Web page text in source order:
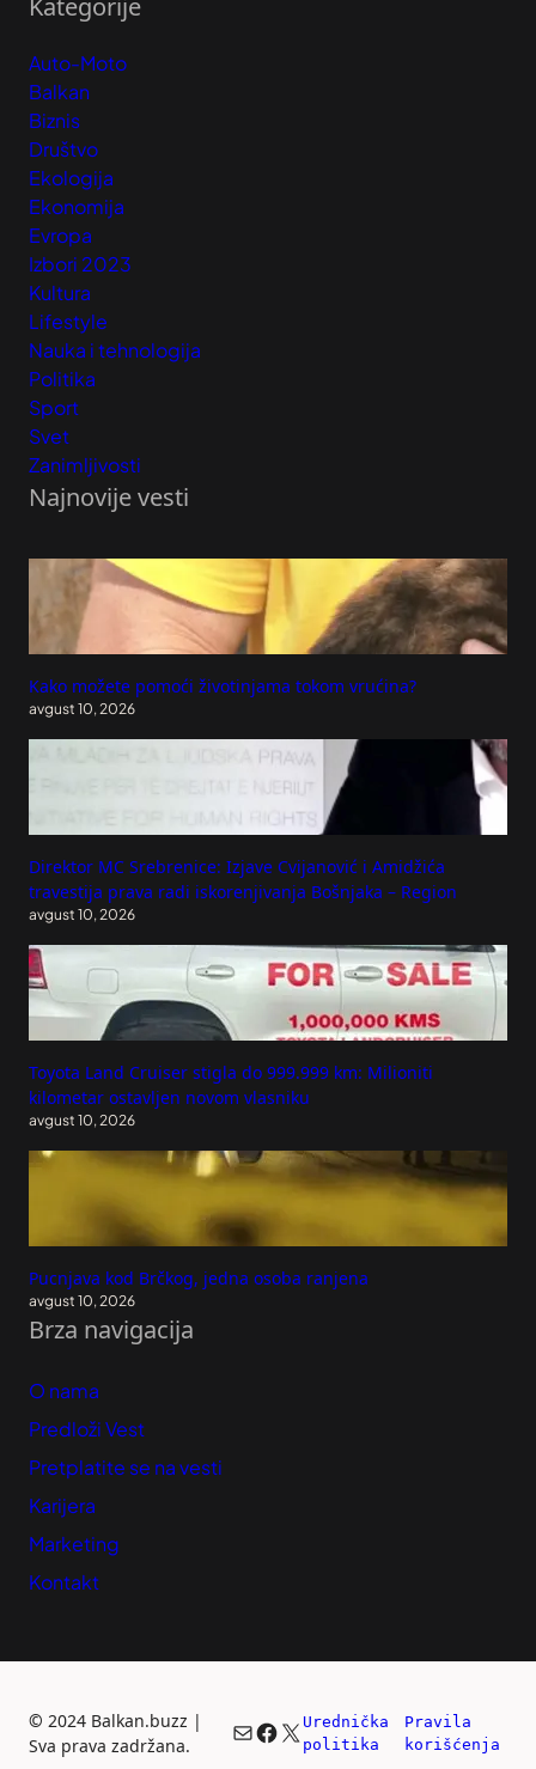
Kategorije
Auto-Moto
Balkan
Biznis
Društvo
Ekologija
Ekonomija
Evropa
Izbori 2023
Kultura
Lifestyle
Nauka i tehnologija
Politika
Sport
Svet
Zanimljivosti
Najnovije vesti
Kako možete pomoći životinjama tokom vrućina?
avgust 10, 2026
Direktor MC Srebrenice: Izjave Cvijanović i Amidžića
travestija prava radi iskorenjivanja Bošnjaka – Region
avgust 10, 2026
Toyota Land Cruiser stigla do 999.999 km: Milioniti
kilometar ostavljen novom vlasniku
avgust 10, 2026
Pucnjava kod Brčkog, jedna osoba ranjena
avgust 10, 2026
Brza navigacija
O nama
Predloži Vest
Pretplatite se na vesti
Karijera
Marketing
Kontakt
© 2024 Balkan.buzz |
Sva prava zadržana.
Mail
Facebook
X Urednička
politika
Pravila
korišćenja